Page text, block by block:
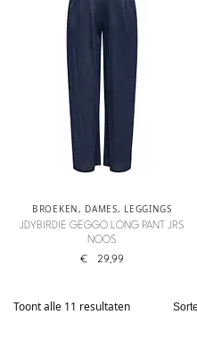
BROEKEN, DAMES, LEGGINGS
JDYBIRDIE GEGGO LONG PANT JRS
NOOS
€ 29,99
Toont alle 11 resultaten